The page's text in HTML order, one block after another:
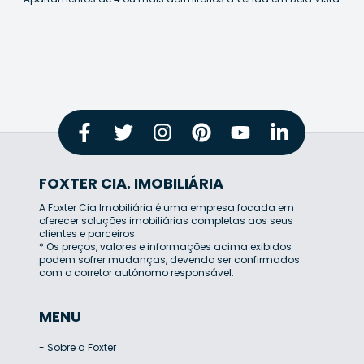
FOXTER CIA. IMOBILIÁRIA
A Foxter Cia Imobiliária é uma empresa focada em
oferecer soluções imobiliárias completas aos seus
clientes e parceiros.
* Os preços, valores e informações acima exibidos
podem sofrer mudanças, devendo ser confirmados
com o corretor autônomo responsável.
MENU
- Sobre a Foxter